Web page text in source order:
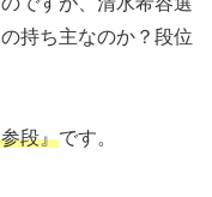
持ち主なのか？段位
段』です。